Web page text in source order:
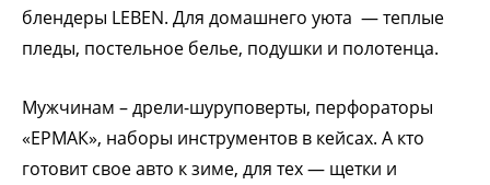
блендеры LEBEN. Для домашнего уюта — теплые
пледы, постельное белье, подушки и полотенца.
Мужчинам – дрели-шуруповерты, перфораторы
«ЕРМАК», наборы инструментов в кейсах. А кто
готовит свое авто к зиме, для тех — щетки и